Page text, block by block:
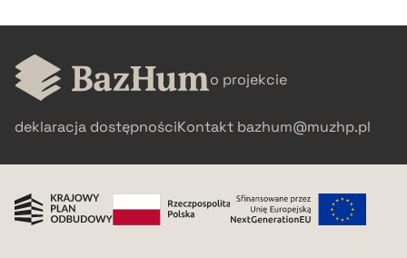
pobierz cytat
o projekcie
deklaracja dostępnościKontakt bazhum@muzhp.pl